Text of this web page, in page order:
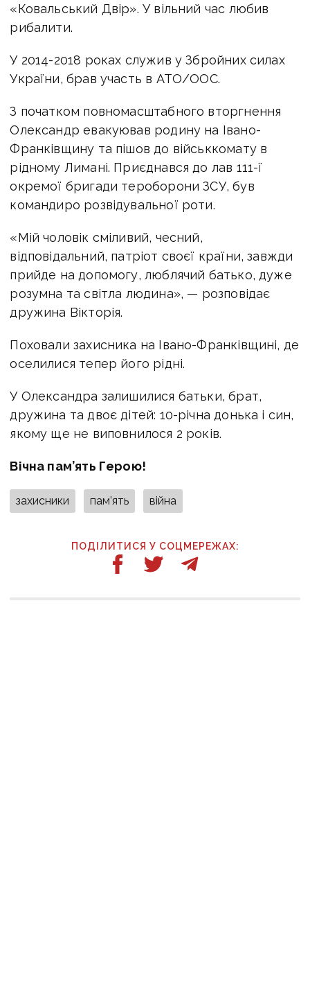
«Ковальський Двір». У вільний час любив
рибалити.
У 2014-2018 роках служив у Збройних силах
України, брав участь в АТО/ООС.
З початком повномасштабного вторгнення
Олександр евакуював родину на Івано-
Франківщину та пішов до військкомату в
рідному Лимані. Приєднався до лав 111-ї
окремої бригади тероборони ЗСУ, був
командиро розвідувальної роти.
«Мій чоловік сміливий, чесний,
відповідальний, патріот своєї країни, завжди
прийде на допомогу, люблячий батько, дуже
розумна та світла людина», — розповідає
дружина Вікторія.
Поховали захисника на Івано-Франківщині, де
оселилися тепер його рідні.
У Олександра залишилися батьки, брат,
дружина та двоє дітей: 10-річна донька і син,
якому ще не виповнилося 2 років.
Вічна пам’ять Герою!
захисники пам’ять війна
ПОДІЛИТИСЯ У СОЦМЕРЕЖАХ: